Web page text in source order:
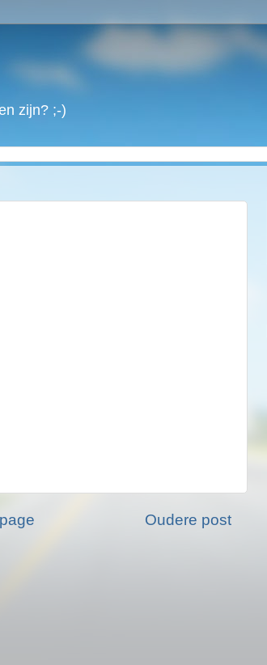
zijn? ;-)
Oudere post